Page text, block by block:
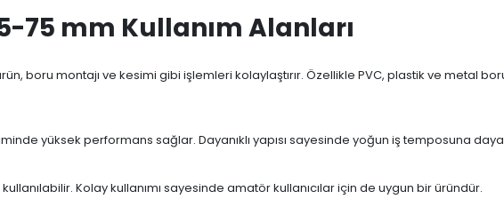
75 mm Kullanım Alanları
boru montajı ve kesimi gibi işlemleri kolaylaştırır. Özellikle PVC, plastik ve metal
yüksek performans sağlar. Dayanıklı yapısı sayesinde yoğun iş temposuna
Kolay kullanımı sayesinde amatör kullanıcılar için de uygun bir üründür.